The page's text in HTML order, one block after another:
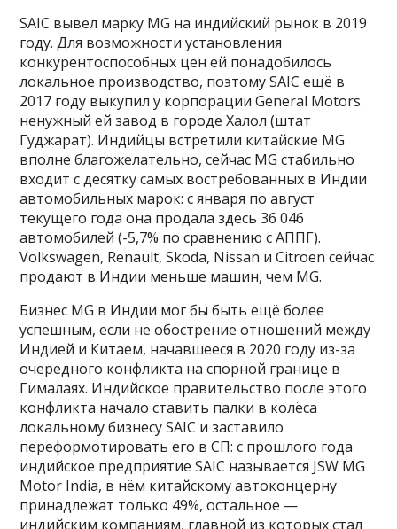
SAIC вывел марку MG на индийский рынок в 2019
году. Для возможности установления
конкурентоспособных цен ей понадобилось
локальное производство, поэтому SAIC ещё в
2017 году выкупил у корпорации General Motors
ненужный ей завод в городе Халол (штат
Гуджарат). Индийцы встретили китайские MG
вполне благожелательно, сейчас MG стабильно
входит с десятку самых востребованных в Индии
автомобильных марок: с января по август
текущего года она продала здесь 36 046
автомобилей (-5,7% по сравнению с АППГ).
Volkswagen, Renault, Skoda, Nissan и Citroen сейчас
продают в Индии меньше машин, чем MG.
Бизнес MG в Индии мог бы быть ещё более
успешным, если не обострение отношений между
Индией и Китаем, начавшееся в 2020 году из-за
очередного конфликта на спорной границе в
Гималаях. Индийское правительство после этого
конфликта начало ставить палки в колёса
локальному бизнесу SAIC и заставило
переформотировать его в СП: с прошлого года
индийское предприятие SAIC называется JSW MG
Motor India, в нём китайскому автоконцерну
принадлежат только 49%, остальное —
индийским компаниям, главной из которых стал